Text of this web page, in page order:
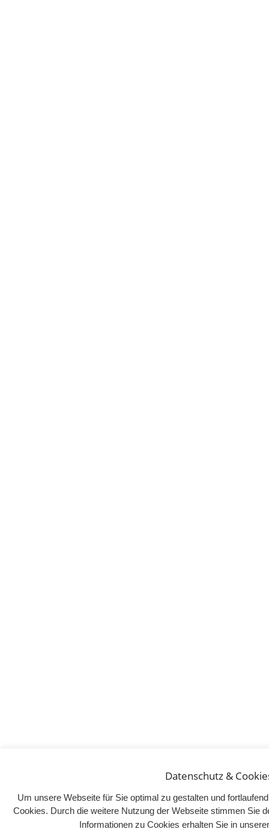
Datenschutz &
Um unsere Webseite für Sie optimal zu gestalten und
Cookies. Durch die weitere Nutzung der Webseite stimmen Sie
Informationen zu Cookies erhalten Sie in